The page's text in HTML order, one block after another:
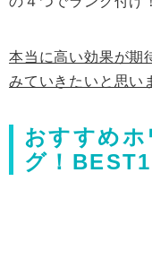
本当に高い効果が期
みていきたいと思い
おすすめ
グ！